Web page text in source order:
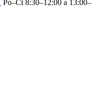
Po–Čt 8:30–12:00 a 13:00–